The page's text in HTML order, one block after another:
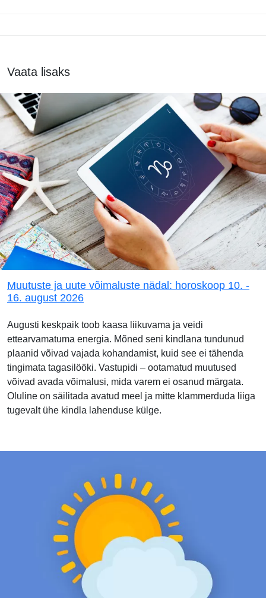
Vaata lisaks
Muutuste ja uute võimaluste nädal: horoskoop 10. -
16. august 2026
Augusti keskpaik toob kaasa liikuvama ja veidi
ettearvamatuma energia. Mõned seni kindlana tundunud
plaanid võivad vajada kohandamist, kuid see ei tähenda
tingimata tagasilööki. Vastupidi – ootamatud muutused
võivad avada võimalusi, mida varem ei osanud märgata.
Oluline on säilitada avatud meel ja mitte klammerduda liiga
tugevalt ühe kindla lahenduse külge.